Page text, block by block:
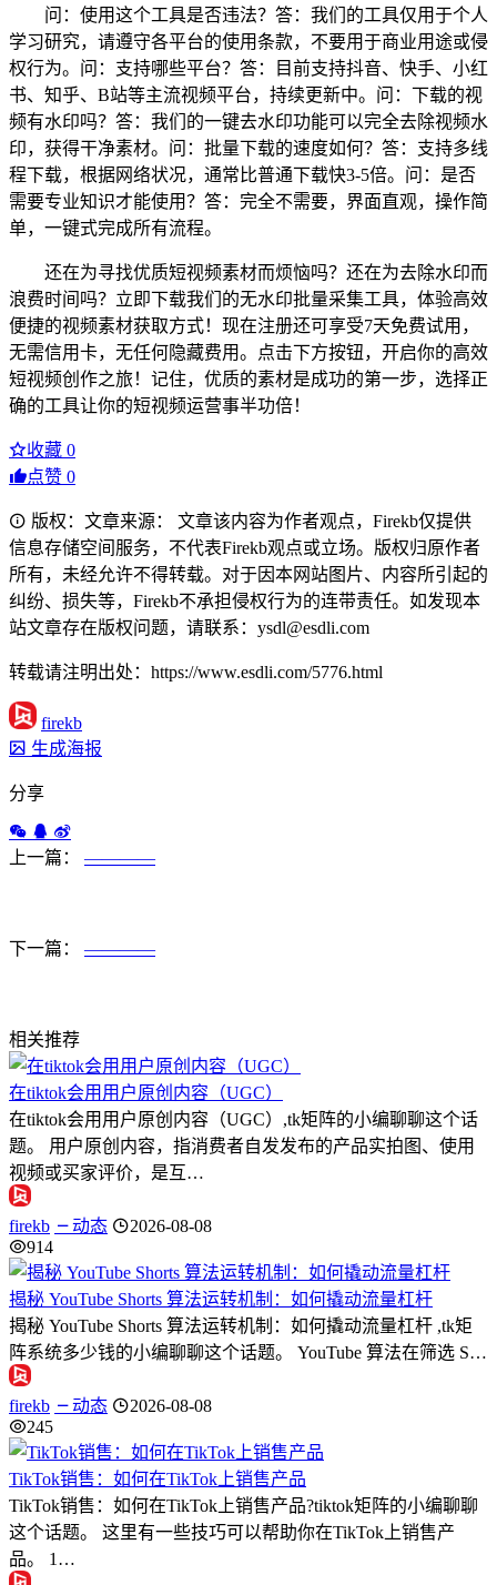
问：使用这个工具是否违法？答：我们的工具仅用于个人
学习研究，请遵守各平台的使用条款，不要用于商业用途或侵
权行为。问：支持哪些平台？答：目前支持抖音、快手、小红
书、知乎、B站等主流视频平台，持续更新中。问：下载的视
频有水印吗？答：我们的一键去水印功能可以完全去除视频水
印，获得干净素材。问：批量下载的速度如何？答：支持多线
程下载，根据网络状况，通常比普通下载快3-5倍。问：是否
需要专业知识才能使用？答：完全不需要，界面直观，操作简
单，一键式完成所有流程。
还在为寻找优质短视频素材而烦恼吗？还在为去除水印而
浪费时间吗？立即下载我们的无水印批量采集工具，体验高效
便捷的视频素材获取方式！现在注册还可享受7天免费试用，
无需信用卡，无任何隐藏费用。点击下方按钮，开启你的高效
短视频创作之旅！记住，优质的素材是成功的第一步，选择正
确的工具让你的短视频运营事半功倍！
收藏 0
点赞 0
版权：文章来源： 文章该内容为作者观点，Firekb仅提供
信息存储空间服务，不代表Firekb观点或立场。版权归原作者
所有，未经允许不得转载。对于因本网站图片、内容所引起的
纠纷、损失等，Firekb不承担侵权行为的连带责任。如发现本
站文章存在版权问题，请联系：ysdl@esdli.com
转载请注明出处：https://www.esdli.com/5776.html
firekb
生成海报
分享
上一篇： ————
下一篇： ————
相关推荐
在tiktok会用用户原创内容（UGC）
在tiktok会用用户原创内容（UGC）,tk矩阵的小编聊聊这个话
题。 用户原创内容，指消费者自发发布的产品实拍图、使用
视频或买家评价，是互…
firekb 动态
2026-08-08
914
揭秘 YouTube Shorts 算法运转机制：如何撬动流量杠杆
揭秘 YouTube Shorts 算法运转机制：如何撬动流量杠杆 ,tk矩
阵系统多少钱的小编聊聊这个话题。 YouTube 算法在筛选 S…
firekb 动态
2026-08-08
245
TikTok销售：如何在TikTok上销售产品
TikTok销售：如何在TikTok上销售产品?tiktok矩阵的小编聊聊
这个话题。 这里有一些技巧可以帮助你在TikTok上销售产
品。 1…